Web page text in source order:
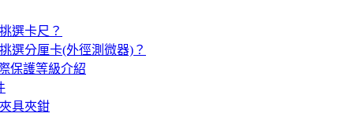
選卡尺？
選分厘卡(外徑測微器)？
保護等級介紹
具夾鉗